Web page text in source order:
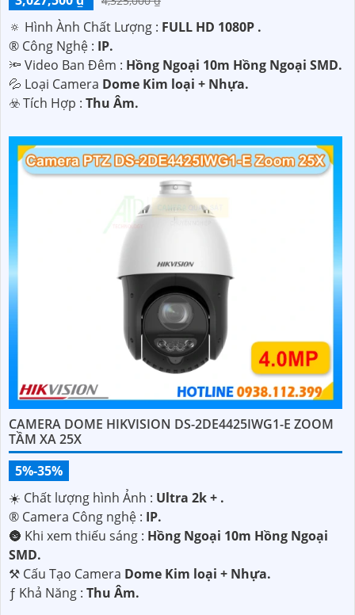
🔅 Hình Ành Chất Lượng : FULL HD 1080P .
®️ Công Nghệ : IP.
🔦 Video Ban Đêm : Hồng Ngoại 10m Hồng Ngoại SMD.
💦 Loại Camera Dome Kim loại + Nhựa.
️☣️ Tích Hợp : Thu Âm.
CAMERA DOME HIKVISION DS-2DE4425IWG1-E ZOOM
TẦM XA 25X
5%-35%
☀️ Chất lượng hình Ảnh : Ultra 2k + .
®️ Camera Công nghệ : IP.
🌚 Khi xem thiếu sáng : Hồng Ngoại 10m Hồng Ngoại
SMD.
⚒ Cấu Tạo Camera Dome Kim loại + Nhựa.
️ƒ Khả Năng : Thu Âm.